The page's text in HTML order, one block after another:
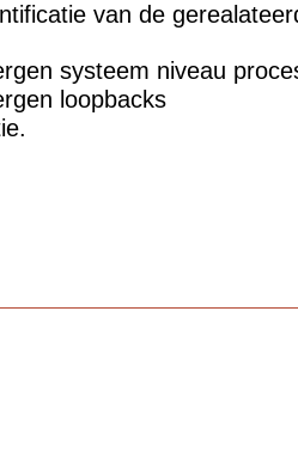
van de
systeem niveau
loopbacks